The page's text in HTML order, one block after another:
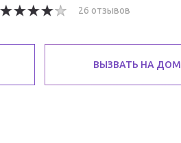
26 отзывов
ВЫЗВАТЬ НА ДОМ